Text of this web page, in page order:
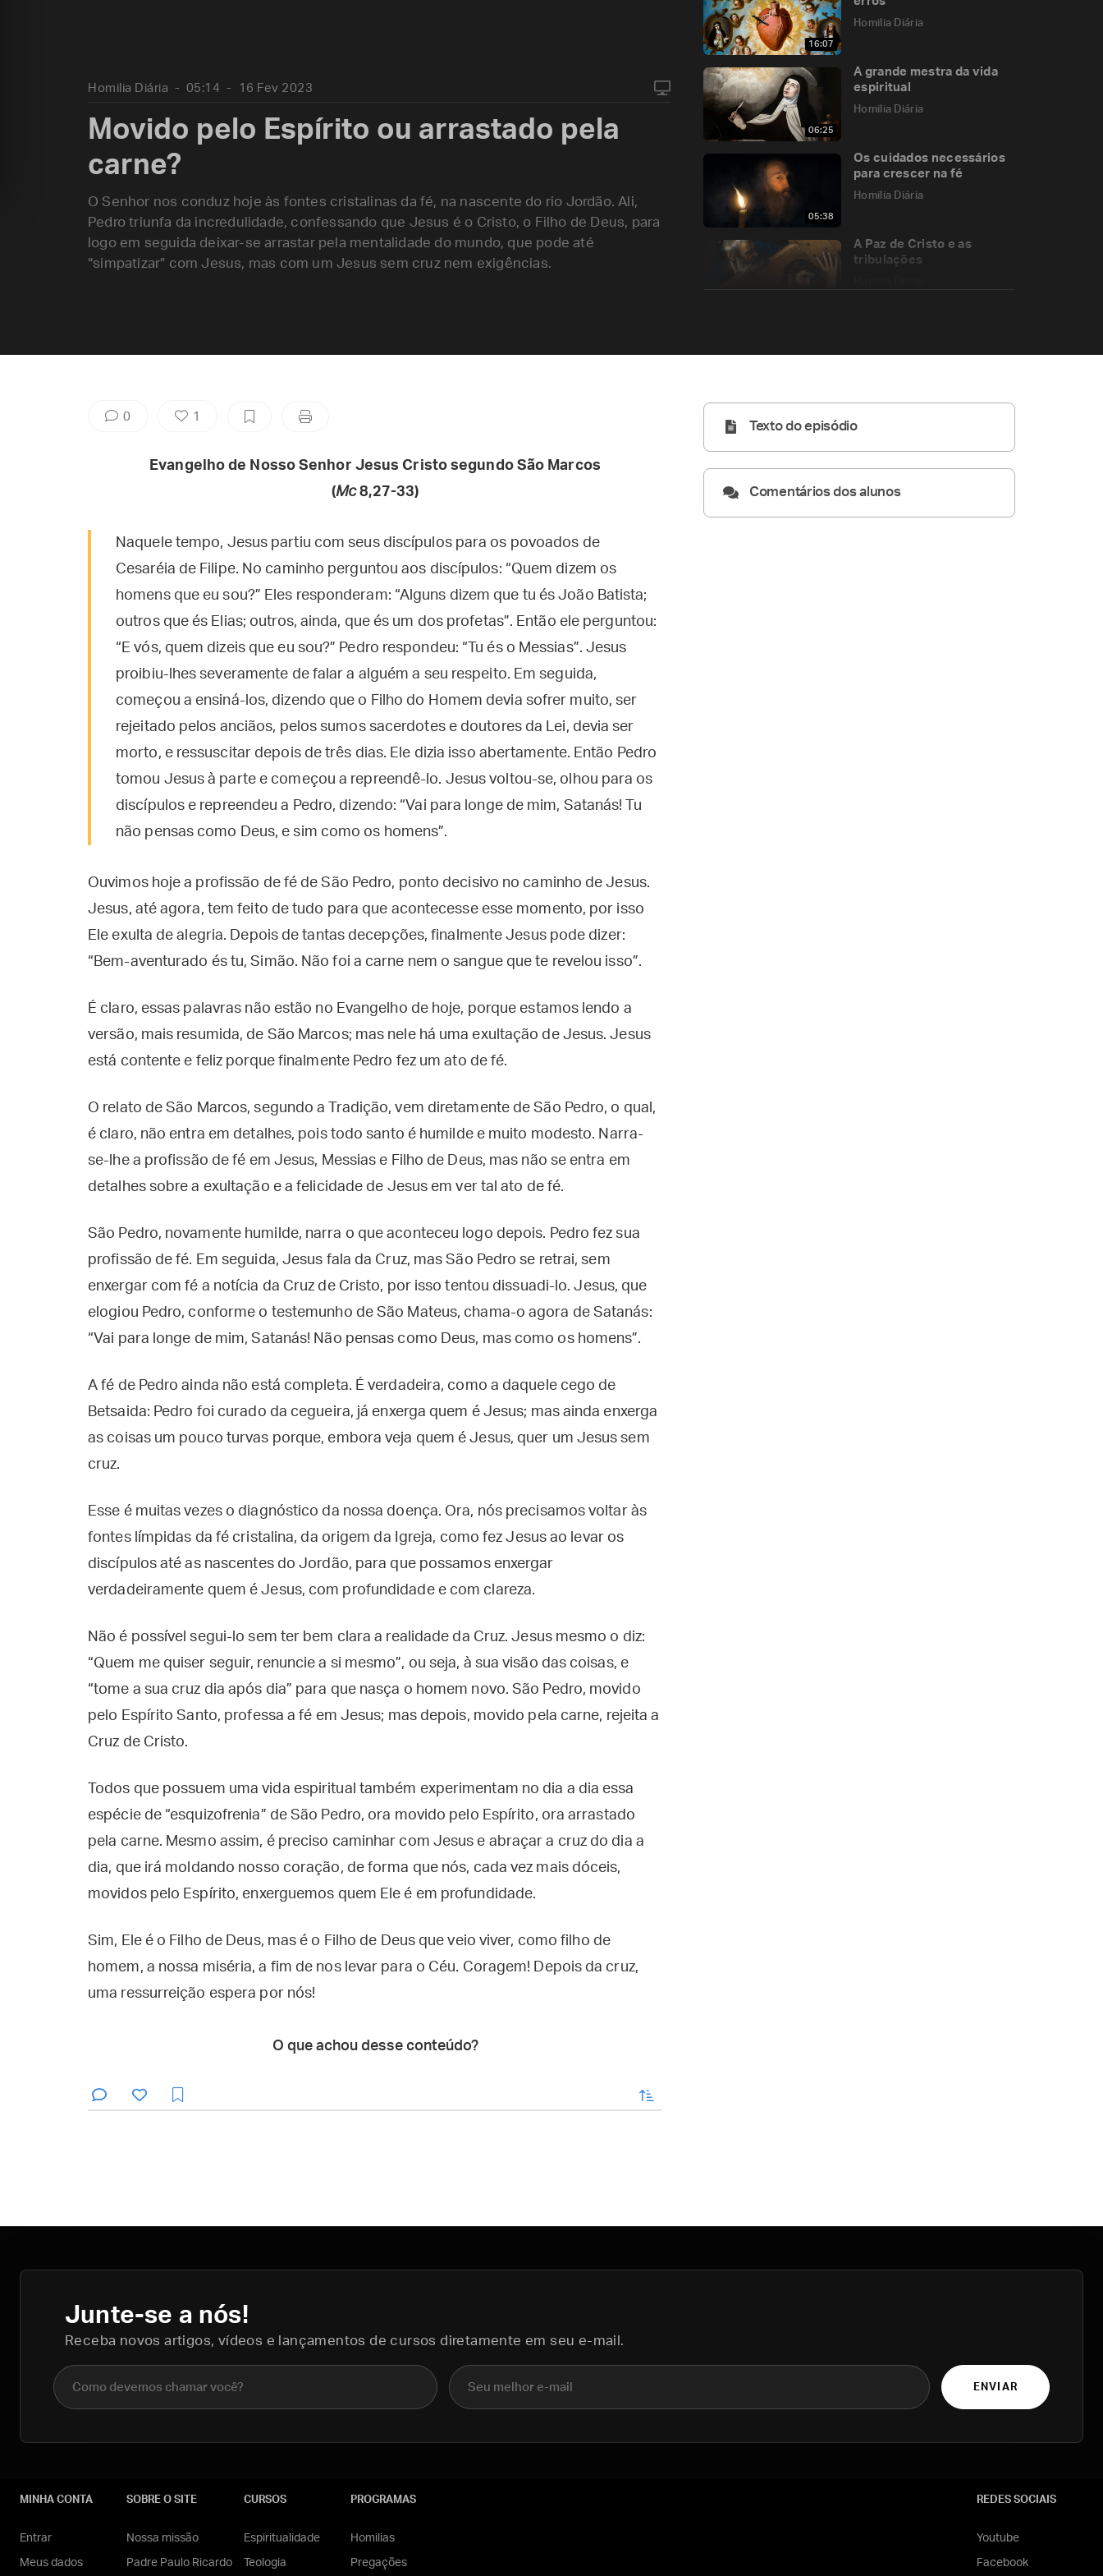
16:07
Homilia Diária
06:25
A grande mestra da vida
espiritual
Homilia Diária
05:38
Os cuidados necessários
para crescer na fé
Homilia Diária
A Paz de Cristo e as
tribulações
Homilia Diária
Homilia Diária 05:14 16 Fev 2023
Movido pelo Espírito ou arrastado pela
carne?
O Senhor nos conduz hoje às fontes cristalinas da fé, na nascente do rio Jordão. Ali,
Pedro triunfa da incredulidade, confessando que Jesus é o Cristo, o Filho de Deus, para
logo em seguida deixar-se arrastar pela mentalidade do mundo, que pode até
“simpatizar” com Jesus, mas com um Jesus sem cruz nem exigências.
0 1
Evangelho de Nosso Senhor Jesus Cristo segundo São Marcos
(Mc8,27-33)
Naquele tempo, Jesus partiu com seus discípulos para os povoados de
Cesaréia de Filipe. No caminho perguntou aos discípulos: “Quem dizem os
homens que eu sou?” Eles responderam: “Alguns dizem que tu és João Batista;
outros que és Elias; outros, ainda, que és um dos profetas”. Então ele perguntou:
“E vós, quem dizeis que eu sou?” Pedro respondeu: “Tu és o Messias”. Jesus
proibiu-lhes severamente de falar a alguém a seu respeito. Em seguida,
começou a ensiná-los, dizendo que o Filho do Homem devia sofrer muito, ser
rejeitado pelos anciãos, pelos sumos sacerdotes e doutores da Lei, devia ser
morto, e ressuscitar depois de três dias. Ele dizia isso abertamente. Então Pedro
tomou Jesus à parte e começou a repreendê-lo. Jesus voltou-se, olhou para os
discípulos e repreendeu a Pedro, dizendo: “Vai para longe de mim, Satanás! Tu
não pensas como Deus, e sim como os homens”.
Ouvimos hoje a profissão de fé de São Pedro, ponto decisivo no caminho de Jesus.
Jesus, até agora, tem feito de tudo para que acontecesse esse momento, por isso
Ele exulta de alegria. Depois de tantas decepções, finalmente Jesus pode dizer:
“Bem-aventurado és tu, Simão. Não foi a carne nem o sangue que te revelou isso”.
É claro, essas palavras não estão no Evangelho de hoje, porque estamos lendo a
versão, mais resumida, de São Marcos; mas nele há uma exultação de Jesus. Jesus
está contente e feliz porque finalmente Pedro fez um ato de fé.
O relato de São Marcos, segundo a Tradição, vem diretamente de São Pedro, o qual,
é claro, não entra em detalhes, pois todo santo é humilde e muito modesto. Narra-
se-lhe a profissão de fé em Jesus, Messias e Filho de Deus, mas não se entra em
detalhes sobre a exultação e a felicidade de Jesus em ver tal ato de fé.
São Pedro, novamente humilde, narra o que aconteceu logo depois. Pedro fez sua
profissão de fé. Em seguida, Jesus fala da Cruz, mas São Pedro se retrai, sem
enxergar com fé a notícia da Cruz de Cristo, por isso tentou dissuadi-lo. Jesus, que
elogiou Pedro, conforme o testemunho de São Mateus, chama-o agora de Satanás:
“Vai para longe de mim, Satanás! Não pensas como Deus, mas como os homens”.
A fé de Pedro ainda não está completa. É verdadeira, como a daquele cego de
Betsaida: Pedro foi curado da cegueira, já enxerga quem é Jesus; mas ainda enxerga
as coisas um pouco turvas porque, embora veja quem é Jesus, quer um Jesus sem
cruz.
Esse é muitas vezes o diagnóstico da nossa doença. Ora, nós precisamos voltar às
fontes límpidas da fé cristalina, da origem da Igreja, como fez Jesus ao levar os
discípulos até as nascentes do Jordão, para que possamos enxergar
verdadeiramente quem é Jesus, com profundidade e com clareza.
Não é possível segui-lo sem ter bem clara a realidade da Cruz. Jesus mesmo o diz:
“Quem me quiser seguir, renuncie a si mesmo”, ou seja, à sua visão das coisas, e
“tome a sua cruz dia após dia” para que nasça o homem novo. São Pedro, movido
pelo Espírito Santo, professa a fé em Jesus; mas depois, movido pela carne, rejeita a
Cruz de Cristo.
Todos que possuem uma vida espiritual também experimentam no dia a dia essa
espécie de “esquizofrenia” de São Pedro, ora movido pelo Espírito, ora arrastado
pela carne. Mesmo assim, é preciso caminhar com Jesus e abraçar a cruz do dia a
dia, que irá moldando nosso coração, de forma que nós, cada vez mais dóceis,
movidos pelo Espírito, enxerguemos quem Ele é em profundidade.
Sim, Ele é o Filho de Deus, mas é o Filho de Deus que veio viver, como filho de
homem, a nossa miséria, a fim de nos levar para o Céu. Coragem! Depois da cruz,
uma ressurreição espera por nós!
O que achou desse conteúdo?
enviar
Texto do episódio
Comentários dos alunos
Junte-se a nós!
Receba novos artigos, vídeos e lançamentos de cursos diretamente em seu e-mail.
Nome completo E-mail
ENVIAR
MINHA CONTA
Entrar
Meus dados
SOBRE O SITE
Nossa missão
Padre Paulo Ricardo
CURSOS
Espiritualidade
Teologia
PROGRAMAS
Homilias
Pregações
REDES SOCIAIS
Youtube
Facebook